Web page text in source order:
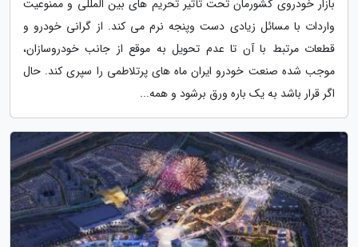
بازار خودروی کشورمان تحت تأثیر تحریم های بین المللی و ممنوعیت
واردات با مسائل زیادی دست وپنجه نرم می کند. از گرانی خودرو و
قطعات مرتبط با آن تا عدم تحویل به موقع از جانب خودروسازان،
موجب شده صنعت خودرو ایران ماه های پرتلاطمی را سپری کند. حال
اگر قرار باشد به یک باره ورق برشود و همه...